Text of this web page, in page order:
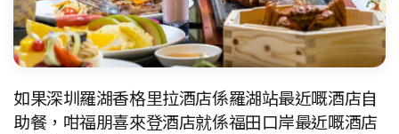
如果深圳羅湖香格里拉酒店係羅湖站最近嘅酒店自
助餐，咁福朋喜來登酒店就係福田口岸最近嘅酒店